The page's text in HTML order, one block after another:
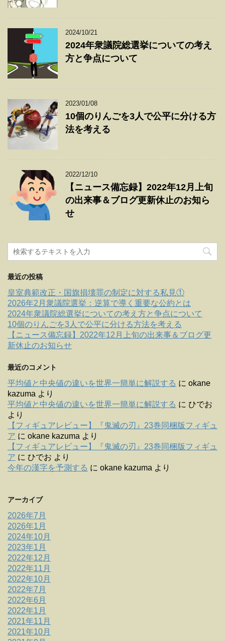
2024/10/21
2024年衆議院総選挙についての考え
方と争点について
2023/01/08
10個のりんごを3人で公平に分ける方
法を考える
2022/12/10
【ニュース備忘録】2022年12月上旬
の出来事＆ブログ更新休止のお知ら
せ
最近の投稿
皇室典範改正・国旗損壊罪の制定に対する私見①
2026年2月衆議院選挙：逆算で導く重要な公約とは
2024年衆議院総選挙についての考え方と争点について
10個のりんごを3人で公平に分ける方法を考える
【ニュース備忘録】2022年12月上旬の出来事＆ブログ更
新休止のお知らせ
最近のコメント
平均値と中央値の違いを世界一簡単に解説する に okane
kazuma より
平均値と中央値の違いを世界一簡単に解説する に ひでお
より
【フィギュアレビュー】『鬼滅の刃』23巻同梱版フィギュ
ア に okane kazuma より
【フィギュアレビュー】『鬼滅の刃』23巻同梱版フィギュ
ア に ひでお より
今年の漢字を予測する に okane kazuma より
アーカイブ
2026年7月
2026年1月
2024年10月
2023年1月
2022年12月
2022年11月
2022年10月
2022年7月
2022年6月
2022年1月
2021年11月
2021年10月